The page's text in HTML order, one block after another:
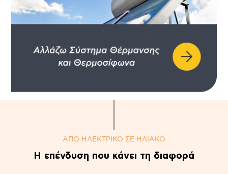
ΑΠΟ ΗΛΕΚΤΡΙΚΟ ΣΕ ΗΛΙΑΚΟ
Η επένδυση που κάνει τη διαφορά